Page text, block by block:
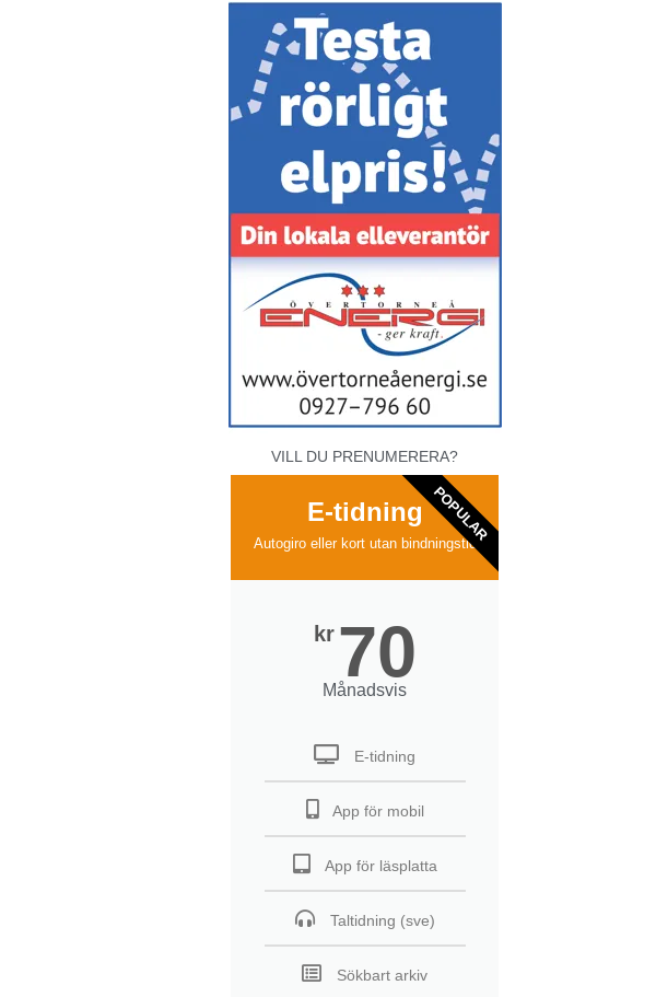
VILL DU PRENUMERERA?
E-tidning
Autogiro eller kort utan bindningstid
kr 70
Månadsvis
E-tidning
App för mobil
App för läsplatta
Taltidning (sve)
Sökbart arkiv
POPULAR